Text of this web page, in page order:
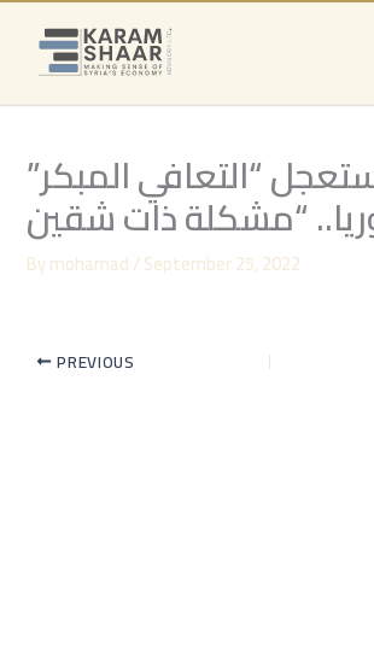
Skip
content
“التعافي المبكر”
Bymohamad/September 25, 2022
PREVIOUS